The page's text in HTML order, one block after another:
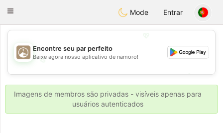
ahebik
Toggle
Mode Entrar
💖
💕
💕
Encontre seu par perfeito
Baixe agora nosso aplicativo de namoro!
Imagens de membros são privadas - visíveis apenas para
usuários autenticados